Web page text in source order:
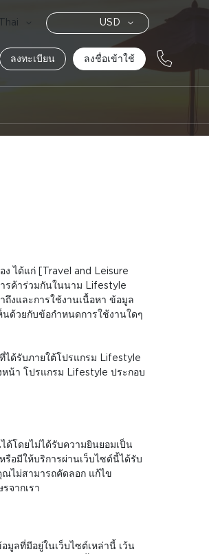
Language
Thai
สกุล
เงิน
USD
ลงทะเบียน ลงชื่อเข้าใช้
ง ได้แก่ [Travel and Leisure
รค้าร่วมกันในนาม Lifestyle
งและการใช้งานเนื้อหา ข้อมูล
ด้วยกับข้อกำหนดการใช้งานใดๆ
ด้รับภายใต้โปรแกรม Lifestyle
น้า โปรแกรม Lifestyle ประกอบ
ด้โดยไม่ได้รับความยินยอมเป็น
อมีให้บริการผ่านเว็บไซต์นี้ได้รับ
ไม่สามารถคัดลอก แก้ไข
จากเรา
มูลที่มีอยู่ในเว็บไซต์เหล่านี้ เว้น